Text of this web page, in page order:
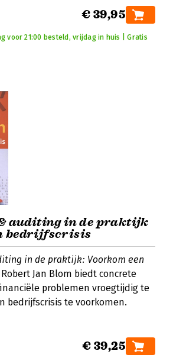
€ 39,95
voor 21:00 besteld, vrijdag in huis | Gratis
auditing in de praktijk
bedrijfscrisis
in de praktijk: Voorkom een
Jan Blom biedt concrete
problemen vroegtijdig te
bedrijfscrisis te voorkomen.
€ 39,25